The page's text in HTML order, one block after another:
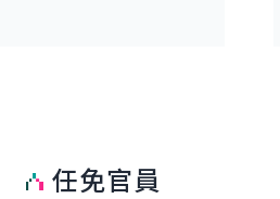
任免官員